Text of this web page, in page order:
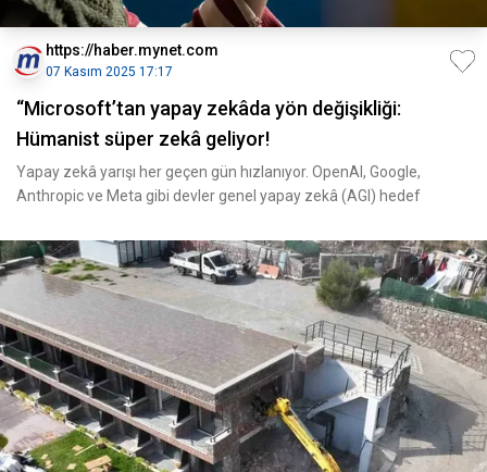
https://haber.mynet.com
07 Kasım 2025 17:17
“Microsoft’tan yapay zekâda yön değişikliği:
Hümanist süper zekâ geliyor!
Yapay zekâ yarışı her geçen gün hızlanıyor. OpenAI, Google,
Anthropic ve Meta gibi devler genel yapay zekâ (AGI) hedef